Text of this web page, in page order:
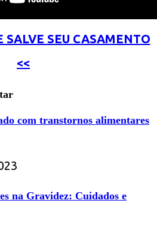
SALVE SEU CASAMENTO
<<
com transtornos alimentares
na Gravidez: Cuidados e